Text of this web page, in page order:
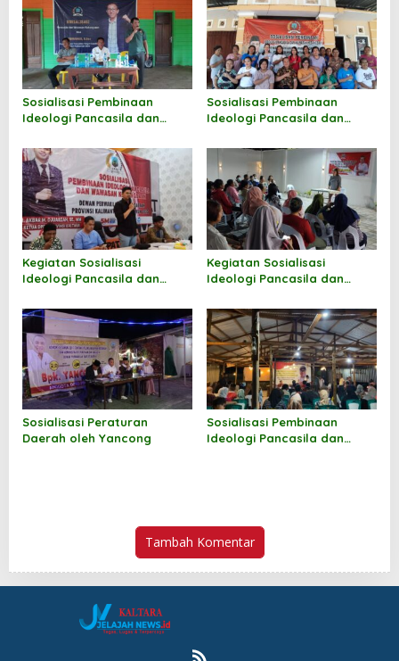
o
s
Sosialisasi Pembinaan
Ideologi Pancasila dan
Hermanus
Sosialisasi Pembinaan
Ideologi Pancasila dan
Markus Sakke
Kegiatan Sosialisasi
Ideologi Pancasila dan
Andi M Akbar
Kegiatan Sosialisasi
Ideologi Pancasila dan
Norhayati Andris
Sosialisasi Peraturan
Daerah oleh Yancong
Sosialisasi Pembinaan
Ideologi Pancasila dan
Tambah Komentar